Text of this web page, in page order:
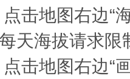
击地图右边“
天海拔请求
击地图右边“画